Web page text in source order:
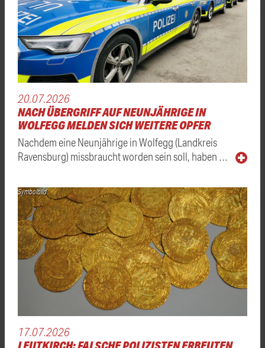
20.07.2026
NACH ÜBERGRIFF AUF NEUNJÄHRIGE IN
WOLFEGG MELDEN SICH WEITERE OPFER
Nachdem eine Neunjährige in Wolfegg (Landkreis
Ravensburg) missbraucht worden sein soll, haben …
Symbolbild
17.07.2026